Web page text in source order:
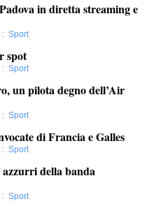
in diretta streaming e
: Sport
spot
: Sport
un pilota degno dell’Air
: Sport
di Francia e Galles
: Sport
azzurri della banda
: Sport